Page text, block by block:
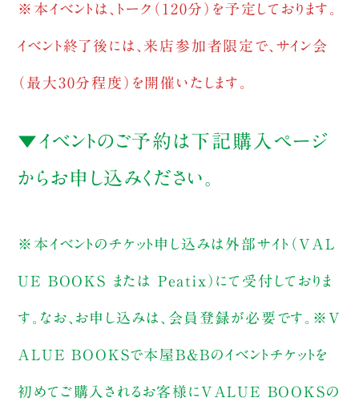
※本イベントは、トーク（120分）を予定しております。
イベント終了後には、来店参加者限定で、サイン会
（最大30分程度）を開催いたします。
▼イベントのご予約は下記購入ページ
からお申し込みください。
※本イベントのチケット申し込みは外部サイト（VAL
UE BOOKS または Peatix）にて受付しておりま
す。なお、お申し込みは、会員登録が必要です。※V
ALUE BOOKSで本屋B&Bのイベントチケットを
初めてご購入されるお客様にVALUE BOOKSの